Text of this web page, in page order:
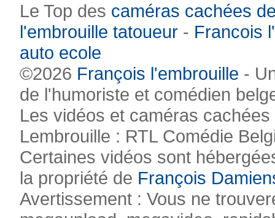
Le Top des caméras cachées
l'embrouille tatoueur - Francois
auto ecole
©2026 François l'embrouille -
de l'humoriste et comédien
Les vidéos et caméras
Lembrouille : RTL Comédie
Certaines vidéos sont
la propriété de François
Avertissement : Vous ne